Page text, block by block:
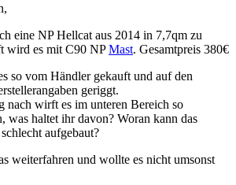
eine NP Hellcat aus 2014 in 7,7qm zu
wird es mit C90 NPMast. Gesamtpreis 380€
so vom Händler gekauft und auf den
geriggt.
nach wirft es im unteren Bereich so
was haltet ihr davon? Woran kann das
aufgebaut?
weiterfahren und wollte es nicht umsonst